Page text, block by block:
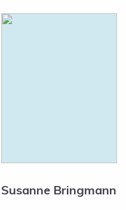
Susanne Bringmann